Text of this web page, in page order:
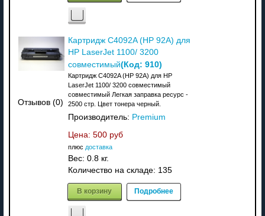
Отзывов (0)
Картридж C4092A (HP 92A) для
HP LaserJet 1100/ 3200
совместимый(Код: 910)
Картридж C4092A (HP 92A) для HP
LaserJet 1100/ 3200 совместимый
совместимый Легкая заправка ресурс -
2500 стр. Цвет тонера черный.
Производитель: Premium
Цена: 500 руб
плюс доставка
Вес: 0.8 кг.
Количество на складе: 135
В корзину Подробнее